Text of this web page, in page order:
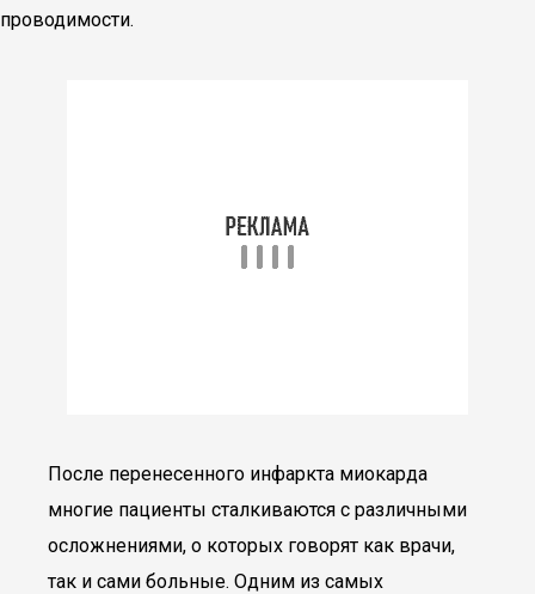
проводимости.
После перенесенного инфаркта миокарда
многие пациенты сталкиваются с различными
осложнениями, о которых говорят как врачи,
так и сами больные. Одним из самых